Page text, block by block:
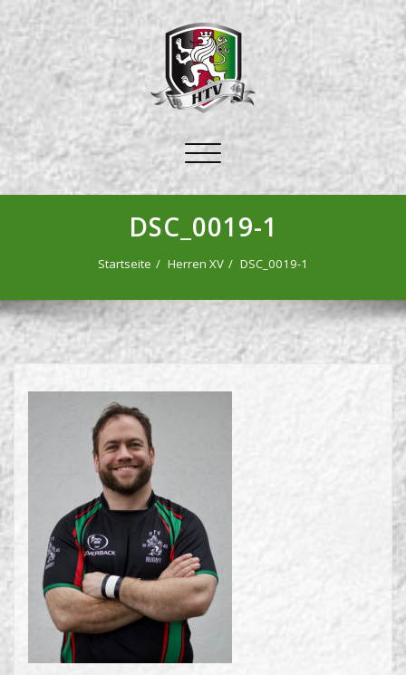
Schalte
Navigation
DSC_0019-1
Startseite Herren XV DSC_0019-1